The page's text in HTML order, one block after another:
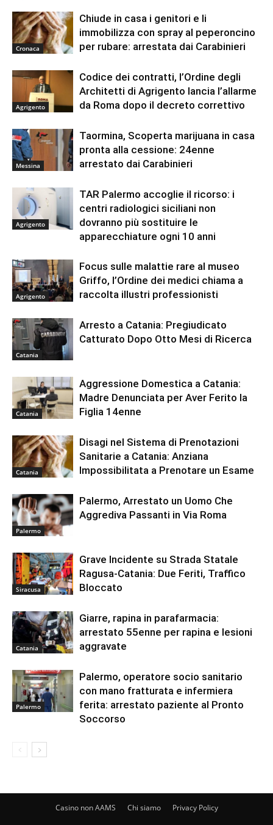
Cronaca
Chiude in casa i genitori e li
immobilizza con spray al peperoncino
per rubare: arrestata dai Carabinieri
Agrigento
Codice dei contratti, l’Ordine degli
Architetti di Agrigento lancia l’allarme
da Roma dopo il decreto correttivo
Messina
Taormina, Scoperta marijuana in casa
pronta alla cessione: 24enne
arrestato dai Carabinieri
Agrigento
TAR Palermo accoglie il ricorso: i
centri radiologici siciliani non
dovranno più sostituire le
apparecchiature ogni 10 anni
Agrigento
Focus sulle malattie rare al museo
Griffo, l’Ordine dei medici chiama a
raccolta illustri professionisti
Catania
Arresto a Catania: Pregiudicato
Catturato Dopo Otto Mesi di Ricerca
Catania
Aggressione Domestica a Catania:
Madre Denunciata per Aver Ferito la
Figlia 14enne
Catania
Disagi nel Sistema di Prenotazioni
Sanitarie a Catania: Anziana
Impossibilitata a Prenotare un Esame
Palermo
Palermo, Arrestato un Uomo Che
Aggrediva Passanti in Via Roma
Siracusa
Grave Incidente su Strada Statale
Ragusa-Catania: Due Feriti, Traffico
Bloccato
Catania
Giarre, rapina in parafarmacia:
arrestato 55enne per rapina e lesioni
aggravate
Palermo
Palermo, operatore socio sanitario
con mano fratturata e infermiera
ferita: arrestato paziente al Pronto
Soccorso
Casino non AAMS Chi siamo Privacy Policy